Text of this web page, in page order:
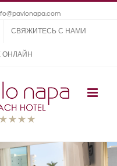
СВЯЖИТЕСЬ С НАМИ
ОНЛАЙН